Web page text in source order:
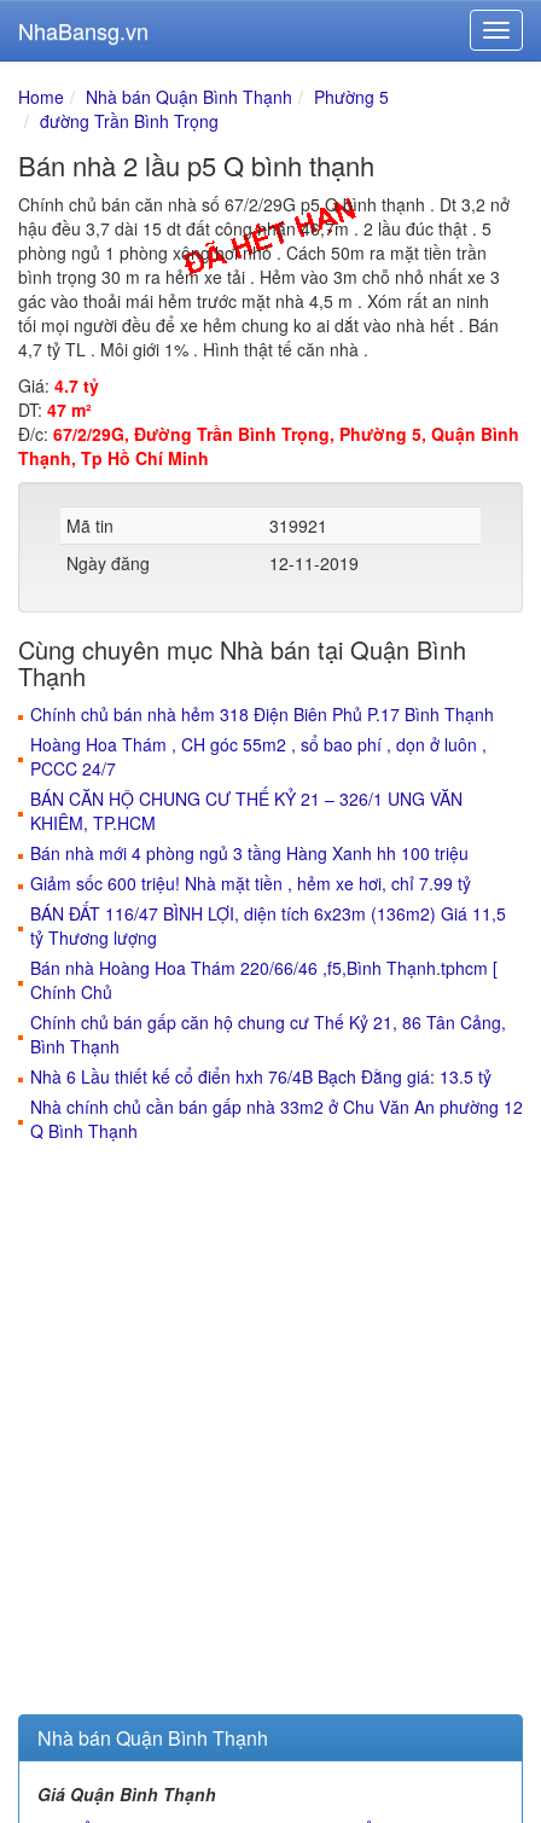
NhaBansg.vn
Home Nhà bán Quận Bình Thạnh
Phường 5
đường Trần Bình Trọng
Bán nhà 2 lầu p5 Q bình thạnh
Chính chủ bán căn nhà số 67/2/29G p5 Q bình thạnh . Dt 3,2 nở
hậu đều 3,7 dài 15 dt đất công nhận 46,7m . 2 lầu đúc thật . 5
phòng ngủ 1 phòng xông hơi nhỏ . Cách 50m ra mặt tiền trần
bình trọng 30 m ra hẻm xe tải . Hẻm vào 3m chỗ nhỏ nhất xe 3
gác vào thoải mái hẻm trước mặt nhà 4,5 m . Xóm rất an ninh
tối mọi người đều để xe hẻm chung ko ai dắt vào nhà hết . Bán
4,7 tỷ TL . Môi giới 1% . Hình thật tế căn nhà .
Giá: 4.7 tỷ
DT: 47 m²
Đ/c: 67/2/29G, Đường Trần Bình Trọng, Phường 5, Quận Bình
Thạnh, Tp Hồ Chí Minh
Mã tin
319921
Ngày đăng
12-11-2019
Cùng chuyên mục Nhà bán tại Quận Bình
Thạnh
Chính chủ bán nhà hẻm 318 Điện Biên Phủ P.17 Bình Thạnh
Hoàng Hoa Thám , CH góc 55m2 , sổ bao phí , dọn ở luôn ,
PCCC 24/7
BÁN CĂN HỘ CHUNG CƯ THẾ KỶ 21 – 326/1 UNG VĂN
KHIÊM, TP.HCM
Bán nhà mới 4 phòng ngủ 3 tầng Hàng Xanh hh 100 triệu
Giảm sốc 600 triệu! Nhà mặt tiền , hẻm xe hơi, chỉ 7.99 tỷ
BÁN ĐẤT 116/47 BÌNH LỢI, diện tích 6x23m (136m2) Giá 11,5
tỷ Thương lượng
Bán nhà Hoàng Hoa Thám 220/66/46 ,f5,Bình Thạnh.tphcm [
Chính Chủ
Chính chủ bán gấp căn hộ chung cư Thế Kỷ 21, 86 Tân Cảng,
Bình Thạnh
Nhà 6 Lầu thiết kế cổ điển hxh 76/4B Bạch Đằng giá: 13.5 tỷ
Nhà chính chủ cần bán gấp nhà 33m2 ở Chu Văn An phường 12
Q Bình Thạnh
Nhà bán Quận Bình Thạnh
Giá Quận Bình Thạnh